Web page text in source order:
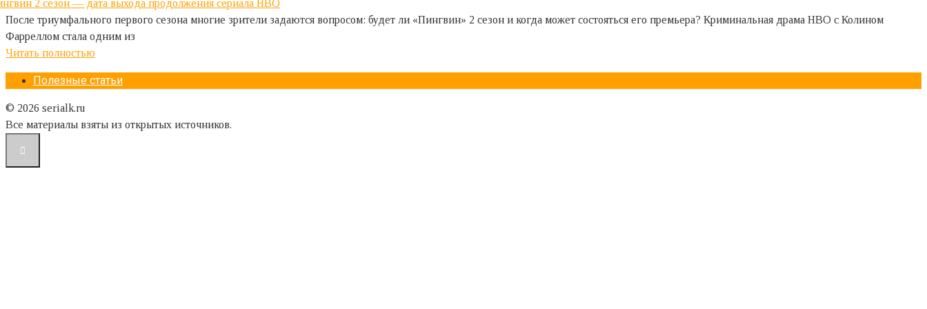
После триумфального первого сезона многие зрители задаются вопросом: будет ли «Пингвин» 2 сезон и когда может состояться его премьера? Криминальная драма HBO с Колином
Фарреллом стала одним из
Читать полностью
Полезные статьи
© 2026 serialk.ru
Все материалы взяты из открытых источников.